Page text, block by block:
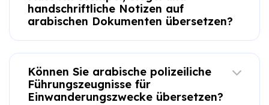
handschriftliche Notizen auf
arabischen Dokumenten übersetzen?
Können Sie arabische polizeiliche
Führungszeugnisse für
Einwanderungszwecke übersetzen?